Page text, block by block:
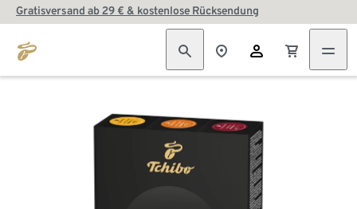
Gratisversand ab 29 € & kostenlose Rücksendung